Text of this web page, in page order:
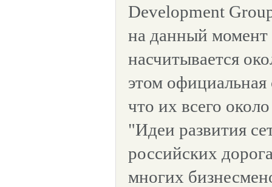
Development
на данный момент
насчитывается
этом официальная
что их всего
"Идеи развития
российских
многих